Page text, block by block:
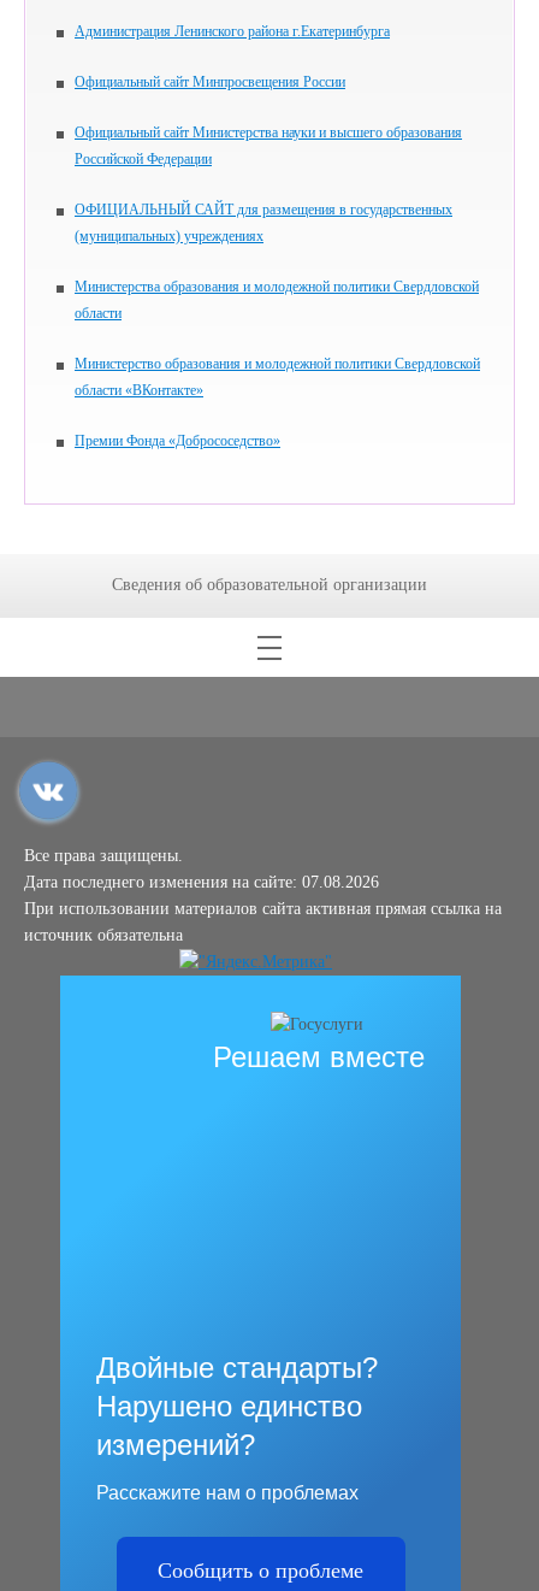
Администрация Ленинского района г.Екатеринбурга
Официальный сайт Минпросвещения России
Официальный сайт Министерства науки и высшего образования
Российской Федерации
ОФИЦИАЛЬНЫЙ САЙТ для размещения в государственных
(муниципальных) учреждениях
Министерства образования и молодежной политики Свердловской
области
Министерство образования и молодежной политики Свердловской
области «ВКонтакте»
Премии Фонда «Добрососедство»
Сведения об образовательной организации
Все права защищены.
Дата последнего изменения на сайте: 07.08.2026
При использовании материалов сайта активная прямая ссылка на
источник обязательна
Решаем вместе
Двойные стандарты?
Нарушено единство
измерений?
Расскажите нам о проблемах
Сообщить о проблеме